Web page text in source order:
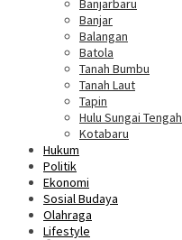
Banjarbaru
Banjar
Balangan
Batola
Tanah Bumbu
Tanah Laut
Tapin
Hulu Sungai Tengah
Kotabaru
Hukum
Politik
Ekonomi
Sosial Budaya
Olahraga
Lifestyle